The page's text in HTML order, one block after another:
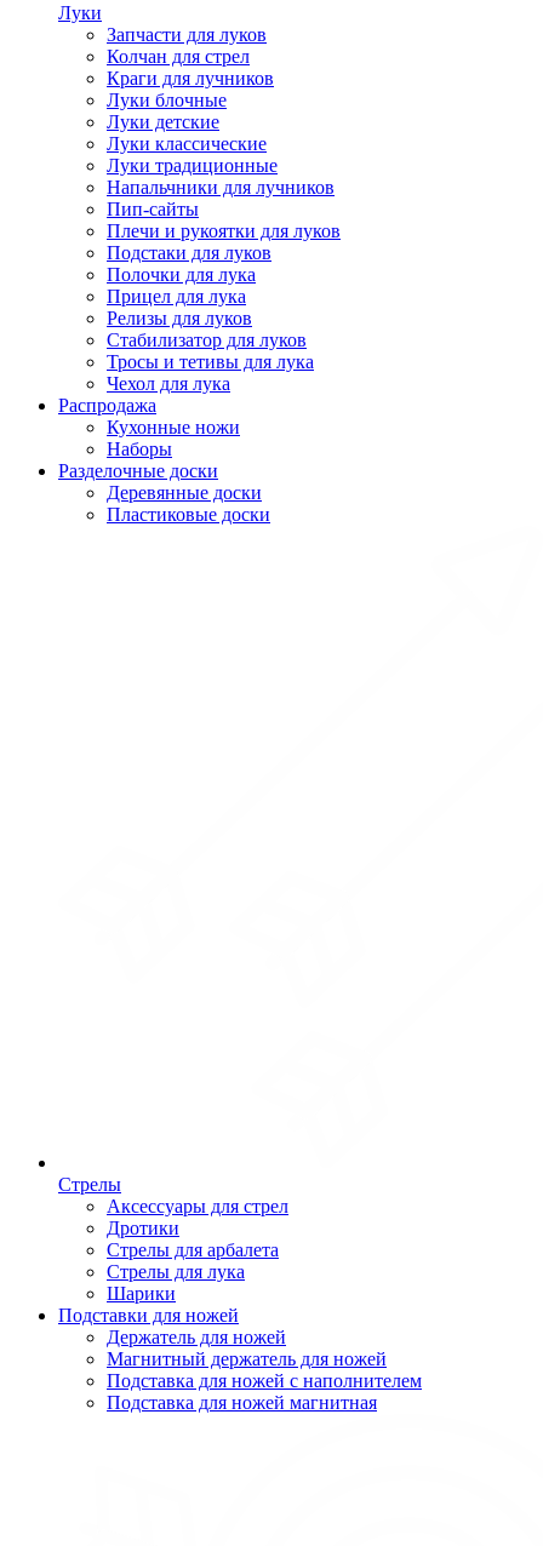
Луки
Запчасти для луков
Колчан для стрел
Краги для лучников
Луки блочные
Луки детские
Луки классические
Луки традиционные
Напальчники для лучников
Пип-сайты
Плечи и рукоятки для луков
Подстаки для луков
Полочки для лука
Прицел для лука
Релизы для луков
Стабилизатор для луков
Тросы и тетивы для лука
Чехол для лука
Распродажа
Кухонные ножи
Наборы
Разделочные доски
Деревянные доски
Пластиковые доски
Стрелы
Аксессуары для стрел
Дротики
Стрелы для арбалета
Стрелы для лука
Шарики
Подставки для ножей
Держатель для ножей
Магнитный держатель для ножей
Подставка для ножей с наполнителем
Подставка для ножей магнитная